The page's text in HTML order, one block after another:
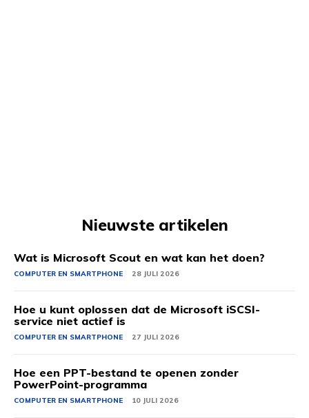
Nieuwste artikelen
Wat is Microsoft Scout en wat kan het doen?
COMPUTER EN SMARTPHONE 28 JULI 2026
Hoe u kunt oplossen dat de Microsoft iSCSI-
service niet actief is
COMPUTER EN SMARTPHONE 27 JULI 2026
Hoe een PPT-bestand te openen zonder
PowerPoint-programma
COMPUTER EN SMARTPHONE 10 JULI 2026